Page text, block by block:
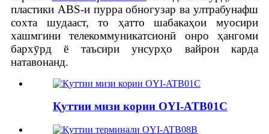
пластики ABS-и пурра обногузар ва ултрабунафш
сохта шудааст, то ҳатто шабакаҳои муосири
хашмгини телекоммуникатсионӣ онро ҳангоми
бархӯрд ё таъсири унсурҳо вайрон карда
натавонанд.
Қуттии мизи кории OYI-ATB01C